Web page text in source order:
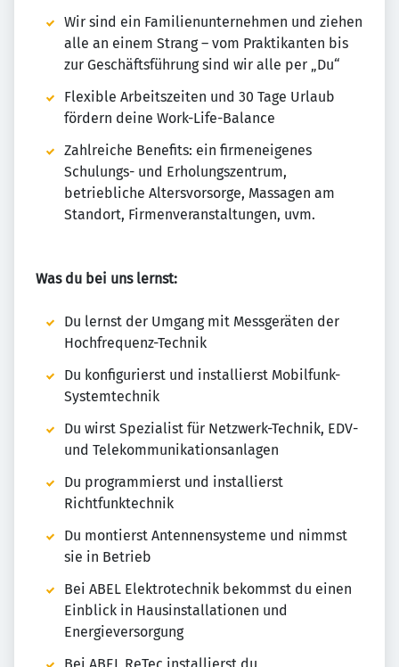
Wir sind ein Familienunternehmen und ziehen
alle an einem Strang – vom Praktikanten bis
zur Geschäftsführung sind wir alle per „Du“
Flexible Arbeitszeiten und 30 Tage Urlaub
fördern deine Work-Life-Balance
Zahlreiche Benefits: ein firmeneigenes
Schulungs- und Erholungszentrum,
betriebliche Altersvorsorge, Massagen am
Standort, Firmenveranstaltungen, uvm.
Was du bei uns lernst:
Du lernst der Umgang mit Messgeräten der
Hochfrequenz-Technik
Du konfigurierst und installierst Mobilfunk-
Systemtechnik
Du wirst Spezialist für Netzwerk-Technik, EDV-
und Telekommunikationsanlagen
Du programmierst und installierst
Richtfunktechnik
Du montierst Antennensysteme und nimmst
sie in Betrieb
Bei ABEL Elektrotechnik bekommst du einen
Einblick in Hausinstallationen und
Energieversorgung